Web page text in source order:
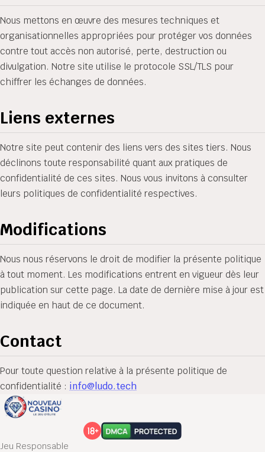
Nous mettons en œuvre des mesures techniques et
organisationnelles appropriées pour protéger vos données
contre tout accès non autorisé, perte, destruction ou
divulgation. Notre site utilise le protocole SSL/TLS pour
chiffrer les échanges de données.
Liens externes
Notre site peut contenir des liens vers des sites tiers. Nous
déclinons toute responsabilité quant aux pratiques de
confidentialité de ces sites. Nous vous invitons à consulter
leurs politiques de confidentialité respectives.
Modifications
Nous nous réservons le droit de modifier la présente politique
à tout moment. Les modifications entrent en vigueur dès leur
publication sur cette page. La date de dernière mise à jour est
indiquée en haut de ce document.
Contact
Pour toute question relative à la présente politique de
confidentialité : info@ludo.tech
Jeu Responsable